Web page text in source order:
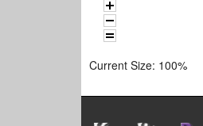
Current Size: 100%